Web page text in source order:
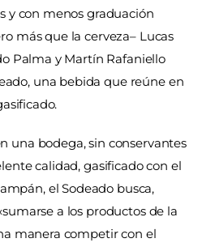
y con menos graduación
más que la cerveza– Lucas
Palma y Martín Rafaniello
una bebida que reúne en
una bodega, sin conservantes
calidad, gasificado con el
el Sodeado busca,
a los productos de la
manera competir con el